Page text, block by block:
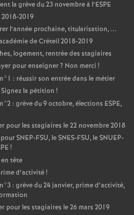
la grève du 23 novembre à l’ESPE
2019
l’année prochaine, titularisation, ...
de Créteil 2018-2019
logement, rentrée des stagiaires
pour enseigner? Non merci !
: réussir son entrée dans le métier
Signez la pétition !
: grève du 9 octobre, élections ESPE,
pour les stagiaires le 22 novembre 2018
SNEP-FSU, leSNES-FSU, leSNUEP-
!
en tête
d’activité!
: grève du 24 janvier, prime d’activité,
pour les stagiaires le 26 mars 2019